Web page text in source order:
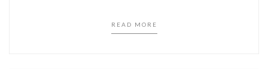
READ MORE